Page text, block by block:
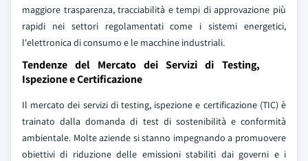
maggiore trasparenza, tracciabilità e tempi di approvazione più
rapidi nei settori regolamentati come i sistemi energetici,
l'elettronica di consumo e le macchine industriali.
Tendenze del Mercato dei Servizi di Testing,
Ispezione e Certificazione
Il mercato dei servizi di testing, ispezione e certificazione (TIC) è
trainato dalla domanda di test di sostenibilità e conformità
ambientale. Molte aziende si stanno impegnando a promuovere
obiettivi di riduzione delle emissioni stabiliti dai governi e i